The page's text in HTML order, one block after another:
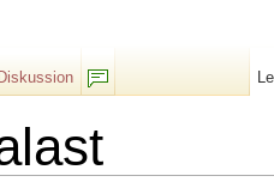
Diskussion